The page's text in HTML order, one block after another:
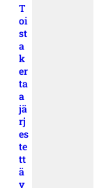
T
oi
st
a
k
er
ta
a
jä
rj
es
te
tt
ä
v